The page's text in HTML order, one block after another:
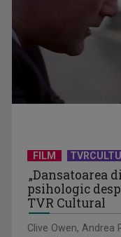
în România”, un ...
FILM
„Dansatoarea
psihologic
TVR Cultural
Clive Owen, Andrea